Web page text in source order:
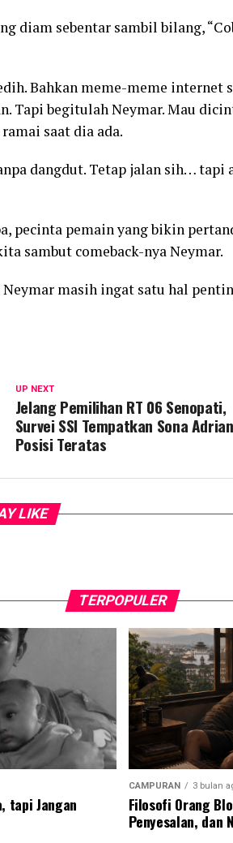
diam sebentar sambil bilang,
Bahkan meme-meme internet
Tapi begitulah Neymar. Mau
saat dia ada.
dangdut. Tetap jalan sih… tapi
pecinta pemain yang bikin
sambut comeback-nya Neymar.
masih ingat satu hal
UP NEXT
Jelang Pemilihan RT 06 Senopati,
Survei SSI Tempatkan Sona
Posisi Teratas
LIKE
TERPOPULER
tapi Jangan
CAMPURAN 3 bulan
Filosofi Orang
Penyesalan, dan